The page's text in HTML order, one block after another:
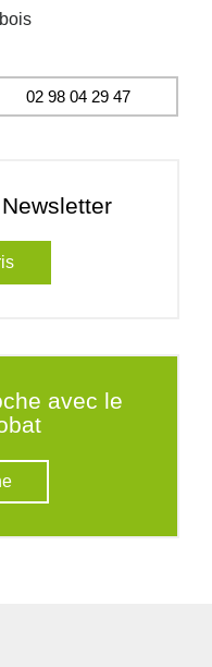
02 98 04 29 47
avec le